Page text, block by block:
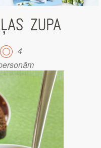
ZUPA
4